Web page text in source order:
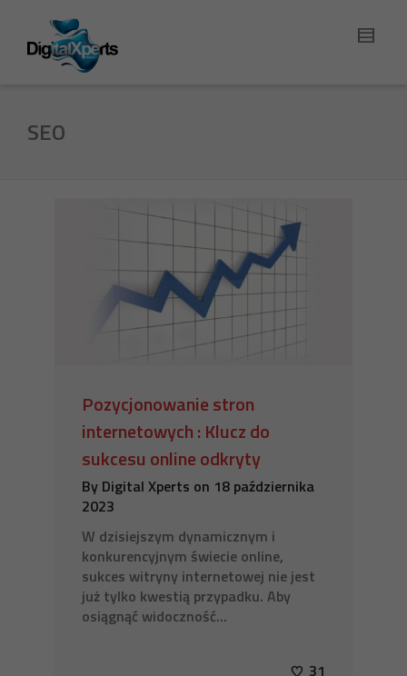
SEO
Pozycjonowanie stron
internetowych : Klucz do
sukcesu online odkryty
By Digital Xperts on 18 października
2023
W dzisiejszym dynamicznym i
konkurencyjnym świecie online,
sukces witryny internetowej nie jest
już tylko kwestią przypadku. Aby
osiągnąć widoczność...
31